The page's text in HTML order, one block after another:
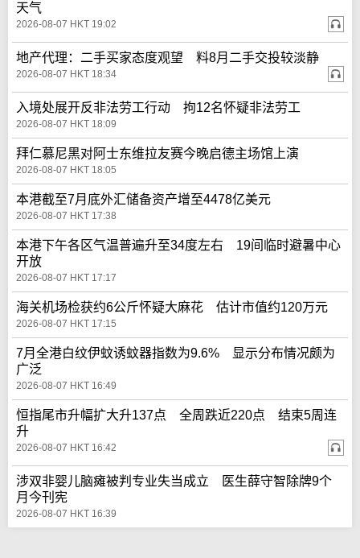
天气
2026-08-07 HKT 19:02
地产代理：二手买家态度观望 料8月二手交投较淡静
2026-08-07 HKT 18:34
入境处展开反非法劳工行动 拘12名怀疑非法劳工
2026-08-07 HKT 18:09
拜仁慕尼黑对阿士东维拉友赛今晚启德主场馆上演
2026-08-07 HKT 18:05
本港截至7月底外汇储备资产增至4478亿美元
2026-08-07 HKT 17:38
本港下午各区气温普遍升至34度左右 19间临时避暑中心
开放
2026-08-07 HKT 17:17
海关机场检获约6公斤怀疑大麻花 估计市值约120万元
2026-08-07 HKT 17:15
7月全港白纹伊蚊诱蚊器指数为9.6% 显示分布情况颇为
广泛
2026-08-07 HKT 16:49
恒指尾市升幅扩大升137点 全周跌近220点 结束5周连
升
2026-08-07 HKT 16:42
涉双非婴儿脑瘫被判专业失当成立 医生薛守智除牌9个
月今刊宪
2026-08-07 HKT 16:39